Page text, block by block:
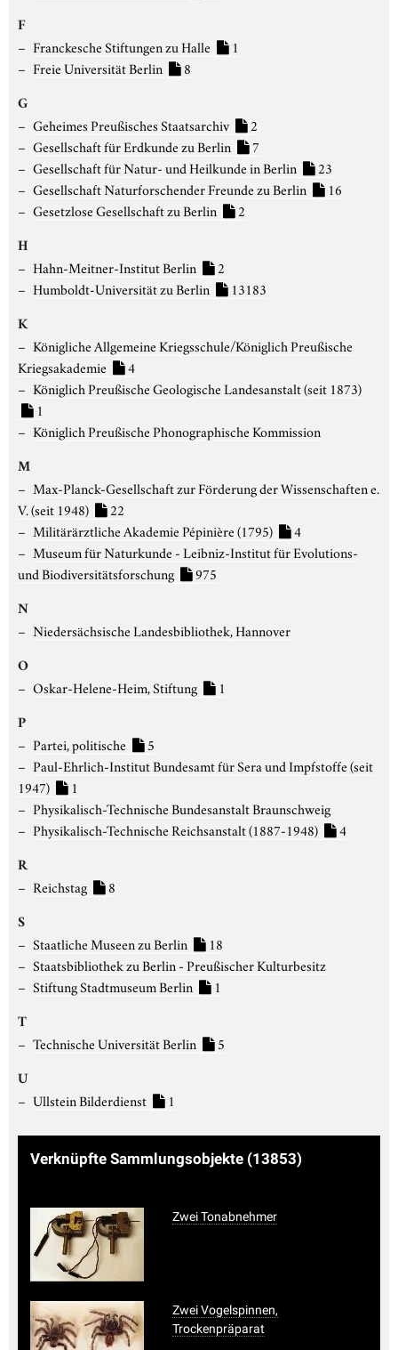
F
Franckesche Stiftungen zu Halle
1
Freie Universität Berlin
8
G
Geheimes Preußisches Staatsarchiv
2
Gesellschaft für Erdkunde zu Berlin
7
Gesellschaft für Natur- und Heilkunde in Berlin
23
Gesellschaft Naturforschender Freunde zu Berlin
16
Gesetzlose Gesellschaft zu Berlin
2
H
Hahn-Meitner-Institut Berlin
2
Humboldt-Universität zu Berlin
13183
K
Königliche Allgemeine Kriegsschule/Königlich Preußische
Kriegsakademie
4
Königlich Preußische Geologische Landesanstalt (seit 1873)
1
Königlich Preußische Phonographische Kommission
M
Max-Planck-Gesellschaft zur Förderung der Wissenschaften e.
V. (seit 1948)
22
Militärärztliche Akademie Pépinière (1795)
4
Museum für Naturkunde - Leibniz-Institut für Evolutions-
und Biodiversitätsforschung
975
N
Niedersächsische Landesbibliothek, Hannover
O
Oskar-Helene-Heim, Stiftung 1
P
Partei, politische
5
Paul-Ehrlich-Institut Bundesamt für Sera und Impfstoffe (seit
1947)
1
Physikalisch-Technische Bundesanstalt Braunschweig
Physikalisch-Technische Reichsanstalt (1887-1948)
4
R
Reichstag 8
S
Staatliche Museen zu Berlin
18
Staatsbibliothek zu Berlin - Preußischer Kulturbesitz
Stiftung Stadtmuseum Berlin
1
T
Technische Universität Berlin 5
U
Ullstein Bilderdienst 1
Verknüpfte Sammlungsobjekte (13853)
Zwei Tonabnehmer
Zwei Vogelspinnen,
Trockenpräparat